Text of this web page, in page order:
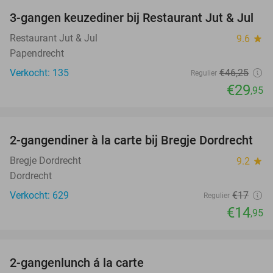
35%
3-gangen keuzediner bij Restaurant Jut & Jul
Restaurant Jut & Jul 9.6 star
Papendrecht
Verkocht: 135
Regulier €46,25
€29,95
12%
2-gangendiner à la carte bij Bregje Dordrecht
Bregje Dordrecht 9.2 star
Dordrecht
Verkocht: 629
Regulier €17
€14,95
2-gangenlunch á la carte